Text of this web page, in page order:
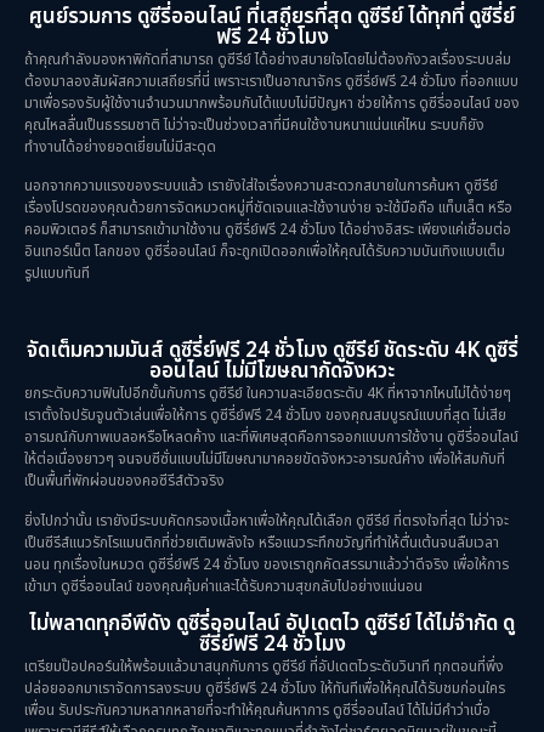
ศูนย์รวมการ ดูซีรี่ออนไลน์ ที่เสถียรที่สุด ดูซีรีย์ ได้ทุกที่ ดูซีรี่ย์
ฟรี 24 ชั่วโมง
ถ้าคุณกำลังมองหาพิกัดที่สามารถ ดูซีรีย์ ได้อย่างสบายใจโดยไม่ต้องกังวลเรื่องระบบล่ม
ต้องมาลองสัมผัสความเสถียรที่นี่ เพราะเราเป็นอาณาจักร ดูซีรี่ย์ฟรี 24 ชั่วโมง ที่ออกแบบ
มาเพื่อรองรับผู้ใช้งานจำนวนมากพร้อมกันได้แบบไม่มีปัญหา ช่วยให้การ ดูซีรี่ออนไลน์ ของ
คุณไหลลื่นเป็นธรรมชาติ ไม่ว่าจะเป็นช่วงเวลาที่มีคนใช้งานหนาแน่นแค่ไหน ระบบก็ยัง
ทำงานได้อย่างยอดเยี่ยมไม่มีสะดุด
นอกจากความแรงของระบบแล้ว เรายังใส่ใจเรื่องความสะดวกสบายในการค้นหา ดูซีรีย์
เรื่องโปรดของคุณด้วยการจัดหมวดหมู่ที่ชัดเจนและใช้งานง่าย จะใช้มือถือ แท็บเล็ต หรือ
คอมพิวเตอร์ ก็สามารถเข้ามาใช้งาน ดูซีรี่ย์ฟรี 24 ชั่วโมง ได้อย่างอิสระ เพียงแค่เชื่อมต่อ
อินเทอร์เน็ต โลกของ ดูซีรี่ออนไลน์ ก็จะถูกเปิดออกเพื่อให้คุณได้รับความบันเทิงแบบเต็ม
รูปแบบทันที
จัดเต็มความมันส์ ดูซีรี่ย์ฟรี 24 ชั่วโมง ดูซีรีย์ ชัดระดับ 4K ดูซีรี่
ออนไลน์ ไม่มีโฆษณากัดจังหวะ
ยกระดับความฟินไปอีกขั้นกับการ ดูซีรีย์ ในความละเอียดระดับ 4K ที่หาจากไหนไม่ได้ง่ายๆ
เราตั้งใจปรับจูนตัวเล่นเพื่อให้การ ดูซีรี่ย์ฟรี 24 ชั่วโมง ของคุณสมบูรณ์แบบที่สุด ไม่เสีย
อารมณ์กับภาพเบลอหรือโหลดค้าง และที่พิเศษสุดคือการออกแบบการใช้งาน ดูซีรี่ออนไลน์
ให้ต่อเนื่องยาวๆ จนจบซีซั่นแบบไม่มีโฆษณามาคอยขัดจังหวะอารมณ์ค้าง เพื่อให้สมกับที่
เป็นพื้นที่พักผ่อนของคอซีรีส์ตัวจริง
ยิ่งไปกว่านั้น เรายังมีระบบคัดกรองเนื้อหาเพื่อให้คุณได้เลือก ดูซีรีย์ ที่ตรงใจที่สุด ไม่ว่าจะ
เป็นซีรีส์แนวรักโรแมนติกที่ช่วยเติมพลังใจ หรือแนวระทึกขวัญที่ทำให้ตื่นเต้นจนลืมเวลา
นอน ทุกเรื่องในหมวด ดูซีรี่ย์ฟรี 24 ชั่วโมง ของเราถูกคัดสรรมาแล้วว่าดีจริง เพื่อให้การ
เข้ามา ดูซีรี่ออนไลน์ ของคุณคุ้มค่าและได้รับความสุขกลับไปอย่างแน่นอน
ไม่พลาดทุกอีพีดัง ดูซีรี่ออนไลน์ อัปเดตไว ดูซีรีย์ ได้ไม่จำกัด ดู
ซีรี่ย์ฟรี 24 ชั่วโมง
เตรียมป๊อปคอร์นให้พร้อมแล้วมาสนุกกับการ ดูซีรีย์ ที่อัปเดตไวระดับวินาที ทุกตอนที่พึ่ง
ปล่อยออกมาเราจัดการลงระบบ ดูซีรี่ย์ฟรี 24 ชั่วโมง ให้ทันทีเพื่อให้คุณได้รับชมก่อนใคร
เพื่อน รับประกันความหลากหลายที่จะทำให้คุณค้นหาการ ดูซีรี่ออนไลน์ ได้ไม่มีคำว่าเบื่อ